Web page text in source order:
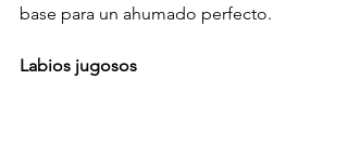
base para un ahumado perfecto.
Labios jugosos